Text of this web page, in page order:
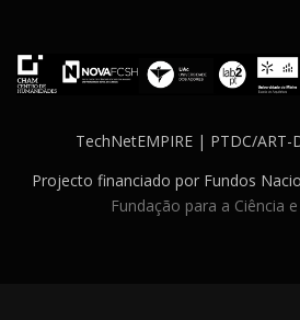
TechNetEMPIRE | PTDC/ART-
Projecto financiado por Fundos
Fundação para a Ciência